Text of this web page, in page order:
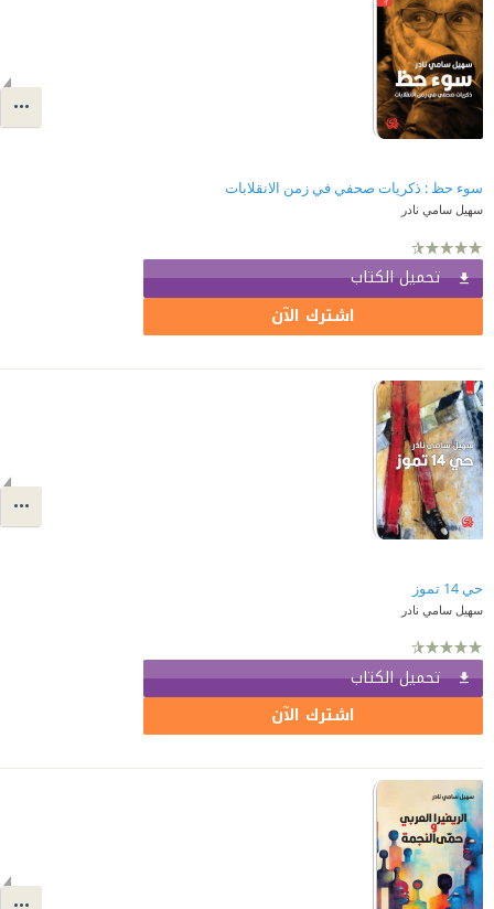
سوء حظ : ذكريات صحفي في زمن الانقلابات
سهيل سامي نادر
تحميل الكتاب
اشترك الآن
حي 14 تموز
سهيل سامي نادر
تحميل الكتاب
اشترك الآن